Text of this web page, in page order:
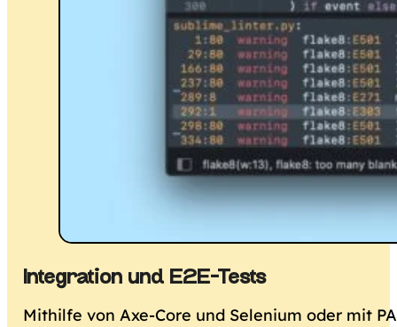
Integration und E2E-Tests
Mithilfe von Axe-Core und Selenium oder mit